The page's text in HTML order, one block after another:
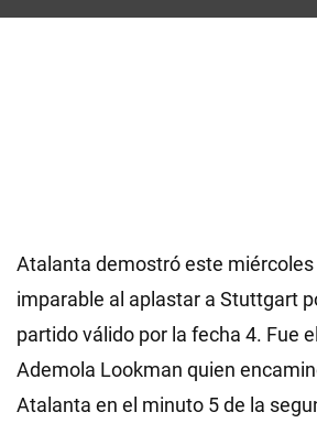
Atalanta demostró este miércoles
imparable al aplastar a Stuttgart
partido válido por la fecha 4. Fue
Ademola Lookman quien
Atalanta en el minuto 5 de la